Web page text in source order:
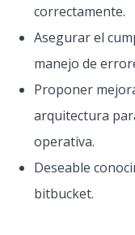
correctamente.
Asegurar el
manejo de
Proponer
arquitectura
operativa.
Deseable
bitbucket.